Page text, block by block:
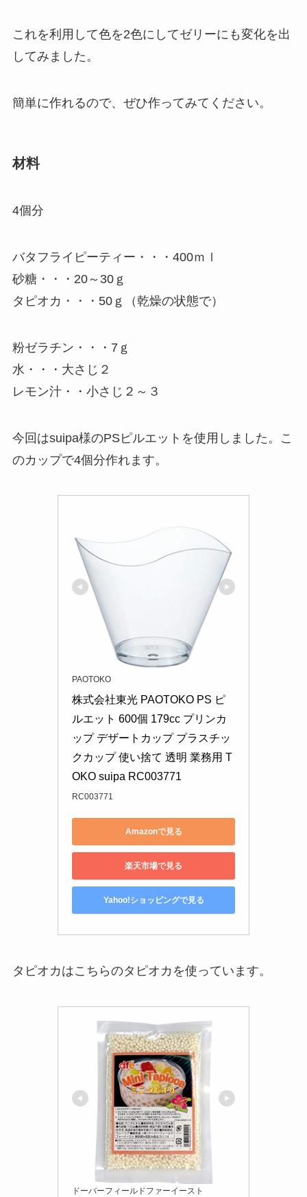
これを利用して色を2色にしてゼリーにも変化を出
してみました。
簡単に作れるので、ぜひ作ってみてください。
材料
4個分
バタフライピーティー・・・400ｍｌ
砂糖・・・20～30ｇ
タピオカ・・・50ｇ（乾燥の状態で）
粉ゼラチン・・・7ｇ
水・・・大さじ２
レモン汁・・小さじ２～３
今回はsuipa様のPSピルエットを使用しました。こ
のカップで4個分作れます。
PAOTOKO
株式会社東光 PAOTOKO PS ピ
ルエット 600個 179cc プリンカ
ップ デザートカップ プラスチッ
クカップ 使い捨て 透明 業務用 T
OKO suipa RC003771
RC003771
Amazonで見る
楽天市場で見る
Yahoo!ショッピングで見る
タピオカはこちらのタピオカを使っています。
ドーバーフィールドファーイースト